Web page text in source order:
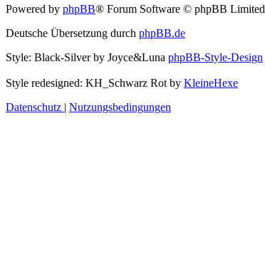
Powered by phpBB® Forum Software © phpBB Limited
Deutsche Übersetzung durch phpBB.de
Style: Black-Silver by Joyce&Luna phpBB-Style-Design
Style redesigned: KH_Schwarz Rot by KleineHexe
Datenschutz | Nutzungsbedingungen